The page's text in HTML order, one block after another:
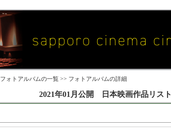
フォトアルバムの一覧 >> フォトアルバムの詳細
2021年01月公開 日本映画作品リスト